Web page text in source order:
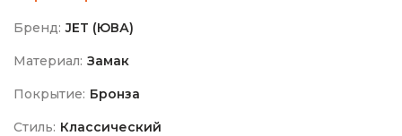
Бренд: JET (ЮВА)
Материал: Замак
Покрытие: Бронза
Стиль: Классический